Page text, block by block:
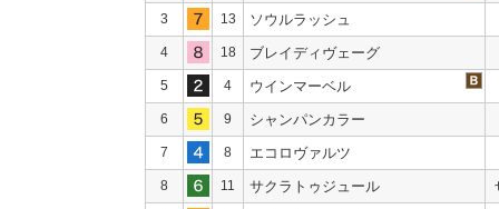
3 13 ソウルラッシュ
4 18 ブレイディヴェーグ
5 4 ウインマーベル
6 9 シャンパンカラー
7 8 エコロヴァルツ
8 11 サクラトゥジュール